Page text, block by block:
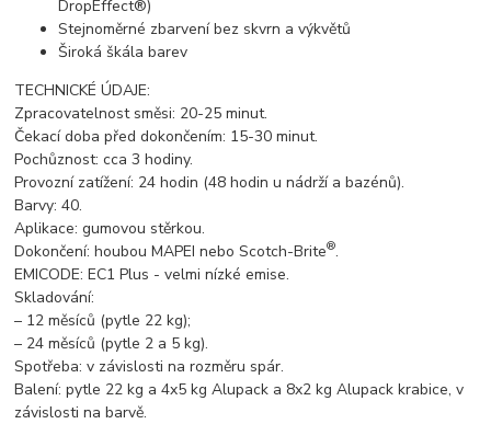
DropEffect®)
Stejnoměrné zbarvení bez skvrn a výkvětů
Široká škála barev
TECHNICKÉ ÚDAJE:
Zpracovatelnost směsi: 20-25 minut.
Čekací doba před dokončením: 15-30 minut.
Pochůznost: cca 3 hodiny.
Provozní zatížení: 24 hodin (48 hodin u nádrží a bazénů).
Barvy: 40.
Aplikace: gumovou stěrkou.
Dokončení: houbou MAPEI nebo Scotch-Brite®.
EMICODE: EC1 Plus - velmi nízké emise.
Skladování:
– 12 měsíců (pytle 22 kg);
– 24 měsíců (pytle 2 a 5 kg).
Spotřeba: v závislosti na rozměru spár.
Balení: pytle 22 kg a 4x5 kg Alupack a 8x2 kg Alupack krabice, v
závislosti na barvě.